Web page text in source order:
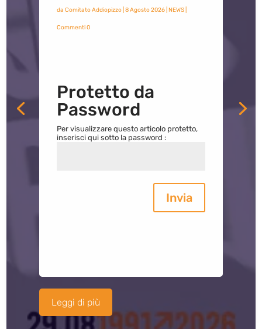
da Comitato Addiopizzo| 8 Agosto 2026| NEWS|
Commenti 0
Protetto da
Password
Per visualizzare questo articolo protetto,
inserisci qui sotto la password :
Invia
Leggi di più